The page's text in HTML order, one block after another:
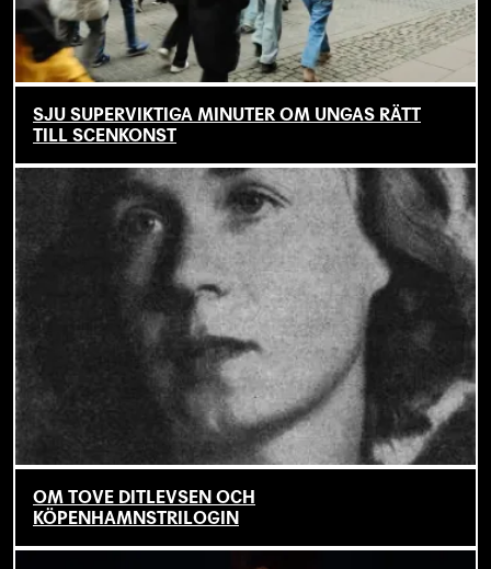
SJU SUPERVIKTIGA MINUTER OM UNGAS RÄTT
TILL SCENKONST
OM TOVE DITLEVSEN OCH
KÖPENHAMNSTRILOGIN